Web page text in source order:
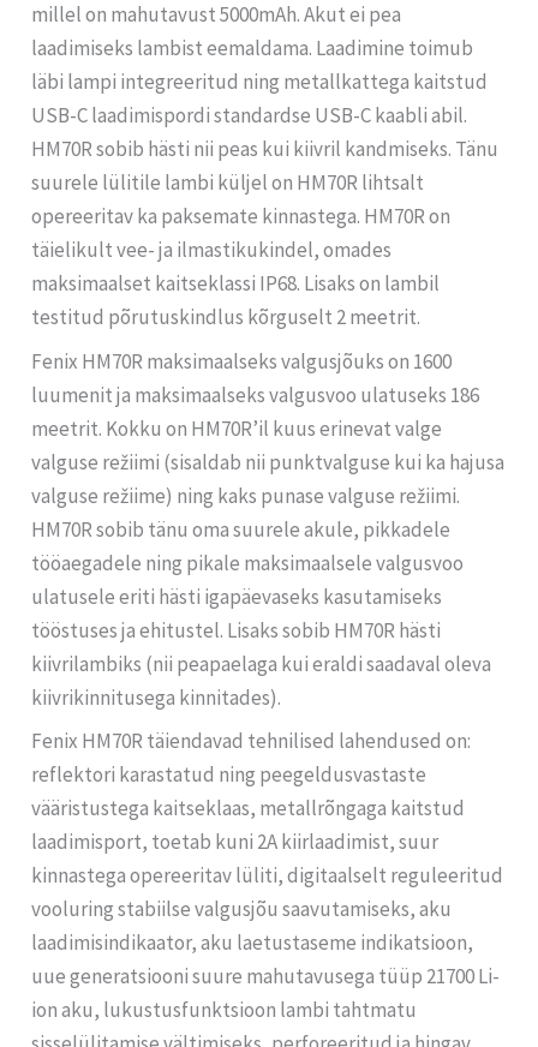
millel on mahutavust 5000mAh. Akut ei pea
laadimiseks lambist eemaldama. Laadimine toimub
läbi lampi integreeritud ning metallkattega kaitstud
USB-C laadimispordi standardse USB-C kaabli abil.
HM70R sobib hästi nii peas kui kiivril kandmiseks. Tänu
suurele lülitile lambi küljel on HM70R lihtsalt
opereeritav ka paksemate kinnastega. HM70R on
täielikult vee- ja ilmastikukindel, omades
maksimaalset kaitseklassi IP68. Lisaks on lambil
testitud põrutuskindlus kõrguselt 2 meetrit.
Fenix HM70R maksimaalseks valgusjõuks on 1600
luumenit ja maksimaalseks valgusvoo ulatuseks 186
meetrit. Kokku on HM70R’il kuus erinevat valge
valguse režiimi (sisaldab nii punktvalguse kui ka hajusa
valguse režiime) ning kaks punase valguse režiimi.
HM70R sobib tänu oma suurele akule, pikkadele
tööaegadele ning pikale maksimaalsele valgusvoo
ulatusele eriti hästi igapäevaseks kasutamiseks
tööstuses ja ehitustel. Lisaks sobib HM70R hästi
kiivrilambiks (nii peapaelaga kui eraldi saadaval oleva
kiivrikinnitusega kinnitades).
Fenix HM70R täiendavad tehnilised lahendused on:
reflektori karastatud ning peegeldusvastaste
vääristustega kaitseklaas, metallrõngaga kaitstud
laadimisport, toetab kuni 2A kiirlaadimist, suur
kinnastega opereeritav lüliti, digitaalselt reguleeritud
vooluring stabiilse valgusjõu saavutamiseks, aku
laadimisindikaator, aku laetustaseme indikatsioon,
uue generatsiooni suure mahutavusega tüüp 21700 Li-
ion aku, lukustusfunktsioon lambi tahtmatu